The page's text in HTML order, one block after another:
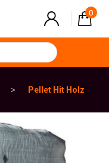
0
Pellet Hit Holz